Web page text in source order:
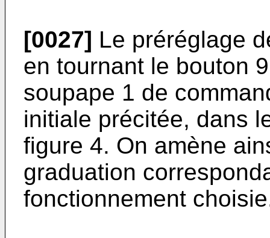
[0027] Le préréglage
en tournant le bouton
soupape 1 de
initiale précitée, dans
figure 4. On amène
graduation
fonctionnement